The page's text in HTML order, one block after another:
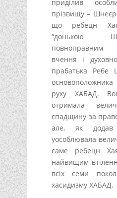
приділив
прізвищу –
що ребецн
“донькою
повноправним
вчення і
прабатька Ребе
руху ХАБАД.
отримала
спадщину за
але, як додав
уособлювала
саме ребецн
найвищим
всіх семи
хасидизму ХАБАД.